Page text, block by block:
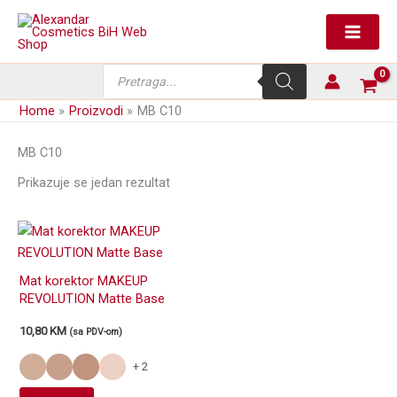
Skip
content
search
Home Proizvodi MB C10
MB C10
Prikazuje se jedan rezultat
Mat korektor MAKEUP
REVOLUTION Matte Base
10,80 KM (sa PDV-om)
+ 2